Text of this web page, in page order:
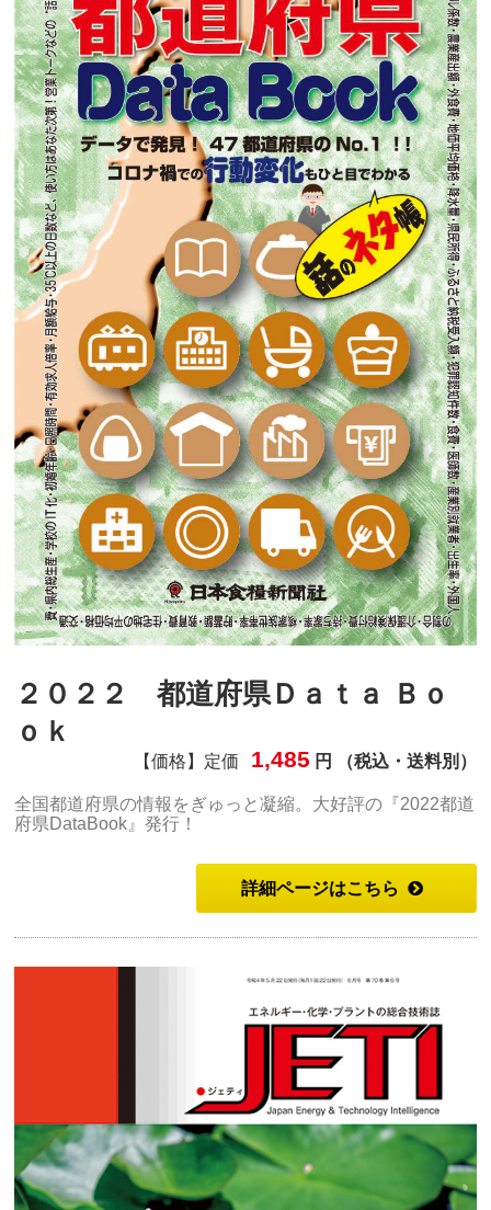
２０２２ 都道府県Ｄａｔａ Ｂｏ
ｏｋ
【価格】定価 1,485 円 （税込・送料別）
全国都道府県の情報をぎゅっと凝縮。大好評の『2022都道
府県DataBook』発行！
詳細ページはこちら